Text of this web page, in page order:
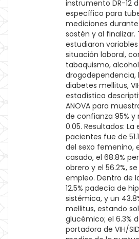
instrumento DR-12
específico para
mediciones
sostén y al finalizar.
estudiaron
situación laboral,
tabaquismo,
drogodependencia,
diabetes mellitus,
estadística
ANOVA para
de confianza 95%
0.05. Resultados:
pacientes fue de
del sexo femenino,
casado, el 68.8%
obrero y el 56.2%,
empleo. Dentro de
12.5% padecía de
sistémica, y un
mellitus, estando
glucémico; el 6.3%
portadora de VIH/